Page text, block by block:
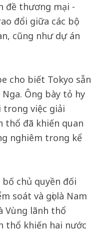
đề thương mại -
đổi giữa các bộ
cũng như dự án
cho biết Tokyo sẵn
Ông bày tỏ hy
trong việc giải
thổ đã khiến quan
nghiêm trong kể
chủ quyền đối
soát và gọi là Nam
Vùng lãnh thổ
thổ khiến hai nước